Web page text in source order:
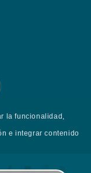
la funcionalidad,
e integrar contenido